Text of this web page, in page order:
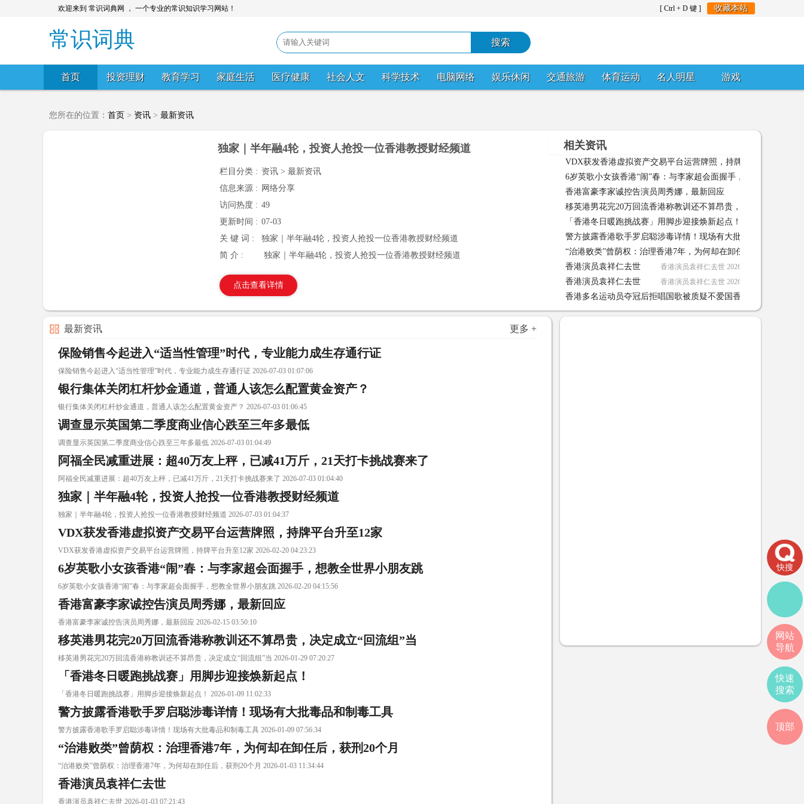
欢迎来到 常识词典网 ， 一个专业的常识知识学习网站！ [ Ctrl + D 键 ] 收藏本站
常识词典
首页 投资理财 教育学习 家庭生活 医疗健康 社会人文 科学技术 电脑网络 娱乐休闲 交通旅游 体育运动 名人明星 游戏
您所在的位置： 首页 > 资讯 > 最新资讯
独家｜半年融4轮，投资人抢投一位香港教授财经频道
栏目分类 : 资讯 > 最新资讯
信息来源 : 网络分享
访问热度 : 49
更新时间 : 07-03
关 键 词 :
独家｜半年融4轮，投资人抢投一位香港教授财经频道
简 介 :
独家｜半年融4轮，投资人抢投一位香港教授财经频道
点击查看详情
相关资讯
VDX获发香港虚拟资产交易平台运营牌照，持牌平台升至12家
20 04:23:23
6岁英歌小女孩香港“闹”春：与李家超会面握手，想教全世界小
朋友跳 2026-02-20 04:15:56
香港富豪李家诚控告演员周秀娜，最新回应
移英港男花完20万回流香港称教训还不算昂贵，决定成立“回流
组”当 2026-01-29 07:20:27
「香港冬日暖跑挑战赛」用脚步迎接焕新起点！
警方披露香港歌手罗启聪涉毒详情！现场有大批毒品和制毒工具
2026-01-09 07:56:34
“治港败类”曾荫权：治理香港7年，为何却在卸任后，获刑20个月
2026-01-03 11:34:44
香港演员袁祥仁去世 香港演员袁祥仁去世 2026-01-03 07:21:43
香港演员袁祥仁去世 香港演员袁祥仁去世 2026-01-03 04:37:58
香港多名运动员夺冠后拒唱国歌被质疑不爱国香港对于国旗的底
2024-09-07 06:47:34
最新资讯 更多 +
保险销售今起进入“适当性管理”时代，专业能力成生存通行证
保险销售今起进入“适当性管理”时代，专业能力成生存通行证 2026-07-03 01:07:06
银行集体关闭杠杆炒金通道，普通人该怎么配置黄金资产？
银行集体关闭杠杆炒金通道，普通人该怎么配置黄金资产？ 2026-07-03 01:06:45
调查显示英国第二季度商业信心跌至三年多最低
调查显示英国第二季度商业信心跌至三年多最低 2026-07-03 01:04:49
阿福全民减重进展：超40万友上秤，已减41万斤，21天打卡挑战赛来了
阿福全民减重进展：超40万友上秤，已减41万斤，21天打卡挑战赛来了 2026-07-03 01:04:40
独家｜半年融4轮，投资人抢投一位香港教授财经频道
独家｜半年融4轮，投资人抢投一位香港教授财经频道 2026-07-03 01:04:37
VDX获发香港虚拟资产交易平台运营牌照，持牌平台升至12家
VDX获发香港虚拟资产交易平台运营牌照，持牌平台升至12家 2026-02-20 04:23:23
6岁英歌小女孩香港“闹”春：与李家超会面握手，想教全世界小朋友跳
6岁英歌小女孩香港“闹”春：与李家超会面握手，想教全世界小朋友跳 2026-02-20 04:15:56
香港富豪李家诚控告演员周秀娜，最新回应
香港富豪李家诚控告演员周秀娜，最新回应 2026-02-15 03:50:10
移英港男花完20万回流香港称教训还不算昂贵，决定成立“回流组”当
移英港男花完20万回流香港称教训还不算昂贵，决定成立“回流组”当 2026-01-29 07:20:27
「香港冬日暖跑挑战赛」用脚步迎接焕新起点！
「香港冬日暖跑挑战赛」用脚步迎接焕新起点！ 2026-01-09 11:02:33
警方披露香港歌手罗启聪涉毒详情！现场有大批毒品和制毒工具
警方披露香港歌手罗启聪涉毒详情！现场有大批毒品和制毒工具 2026-01-09 07:56:34
“治港败类”曾荫权：治理香港7年，为何却在卸任后，获刑20个月
“治港败类”曾荫权：治理香港7年，为何却在卸任后，获刑20个月 2026-01-03 11:34:44
香港演员袁祥仁去世
香港演员袁祥仁去世 2026-01-03 07:21:43
快搜
网站
导航
快速
搜索
顶部